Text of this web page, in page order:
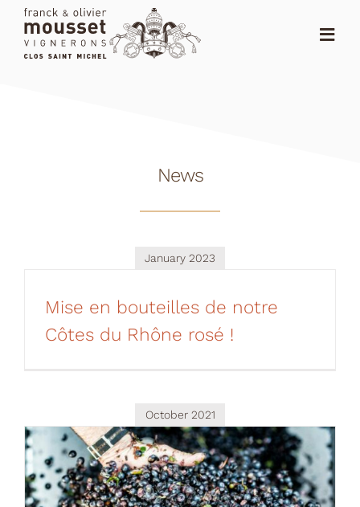
content
News
January 2023
Mise en bouteilles de notre
Côtes du Rhône rosé !
October 2021